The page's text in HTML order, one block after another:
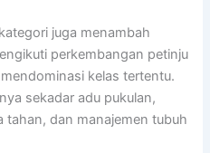
juga menambah
perkembangan petinju
kelas tertentu.
sekadar adu pukulan,
tahan, dan manajemen tubuh